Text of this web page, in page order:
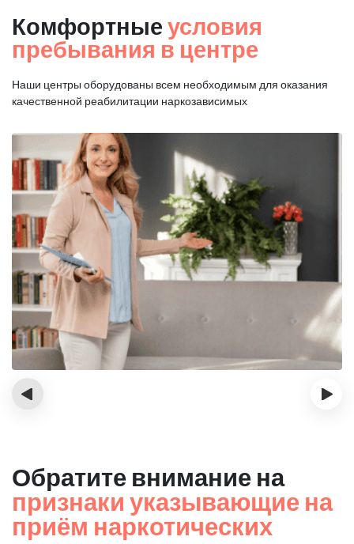
Комфортные условия
пребывания в центре
Наши центры оборудованы всем необходимым для оказания
качественной реабилитации наркозависимых
‹ ›
Обратите внимание на
признаки указывающие на
приём наркотических